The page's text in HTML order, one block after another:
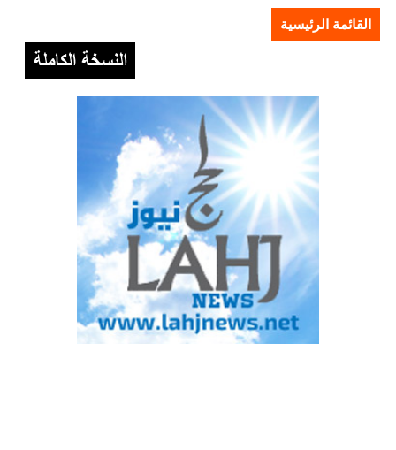
القائمة الرئيسية